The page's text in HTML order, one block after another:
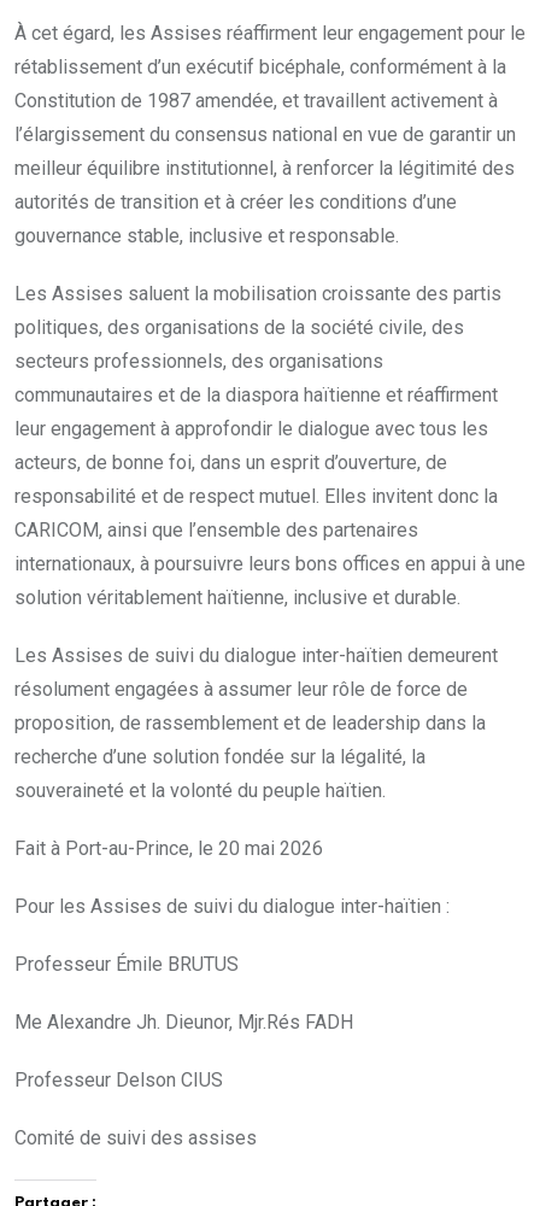
À cet égard, les Assises réaffirment leur engagement pour le
rétablissement d’un exécutif bicéphale, conformément à la
Constitution de 1987 amendée, et travaillent activement à
l’élargissement du consensus national en vue de garantir un
meilleur équilibre institutionnel, à renforcer la légitimité des
autorités de transition et à créer les conditions d’une
gouvernance stable, inclusive et responsable.
Les Assises saluent la mobilisation croissante des partis
politiques, des organisations de la société civile, des
secteurs professionnels, des organisations
communautaires et de la diaspora haïtienne et réaffirment
leur engagement à approfondir le dialogue avec tous les
acteurs, de bonne foi, dans un esprit d’ouverture, de
responsabilité et de respect mutuel. Elles invitent donc la
CARICOM, ainsi que l’ensemble des partenaires
internationaux, à poursuivre leurs bons offices en appui à une
solution véritablement haïtienne, inclusive et durable.
Les Assises de suivi du dialogue inter-haïtien demeurent
résolument engagées à assumer leur rôle de force de
proposition, de rassemblement et de leadership dans la
recherche d’une solution fondée sur la légalité, la
souveraineté et la volonté du peuple haïtien.
Fait à Port-au-Prince, le 20 mai 2026
Pour les Assises de suivi du dialogue inter-haïtien :
Professeur Émile BRUTUS
Me Alexandre Jh. Dieunor, Mjr.Rés FADH
Professeur Delson CIUS
Comité de suivi des assises